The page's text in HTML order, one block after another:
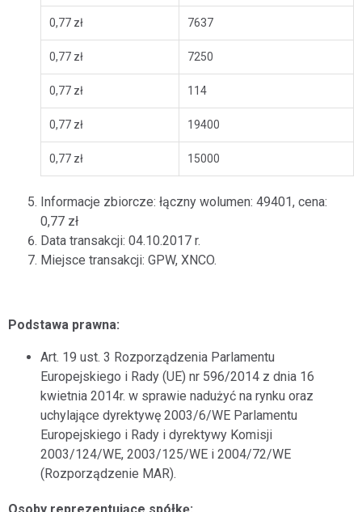
0,77 zł 7637
0,77 zł 7250
0,77 zł 114
0,77 zł 19400
0,77 zł 15000
Informacje zbiorcze: łączny wolumen: 49401, cena:
0,77 zł
Data transakcji: 04.10.2017 r.
Miejsce transakcji: GPW, XNCO.
Podstawa prawna:
Art. 19 ust. 3 Rozporządzenia Parlamentu
Europejskiego i Rady (UE) nr 596/2014 z dnia 16
kwietnia 2014r. w sprawie nadużyć na rynku oraz
uchylające dyrektywę 2003/6/WE Parlamentu
Europejskiego i Rady i dyrektywy Komisji
2003/124/WE, 2003/125/WE i 2004/72/WE
(Rozporządzenie MAR).
Osoby reprezentujące spółkę: